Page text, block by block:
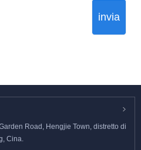
invia
Road, Hengjie Town, distretto di
Cina.